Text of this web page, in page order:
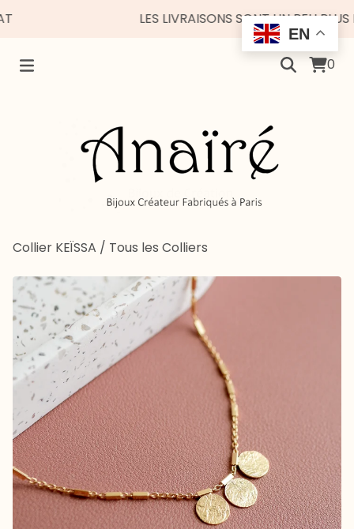
LES LIVRAISONS SONT UN PEU PLUS
0
Collier KEÏSSA / Tous les Colliers
EN